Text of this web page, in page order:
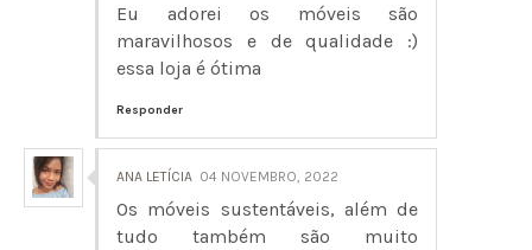
Eu adorei os móveis são
maravilhosos e de qualidade :)
essa loja é ótima
Responder
ANA LETÍCIA 04 NOVEMBRO, 2022
Os móveis sustentáveis, além de
tudo também são muito